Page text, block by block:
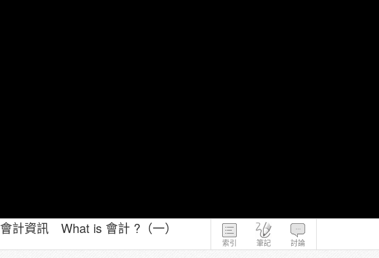
索引 筆記 討論
資訊 What is 會計 ?（一）